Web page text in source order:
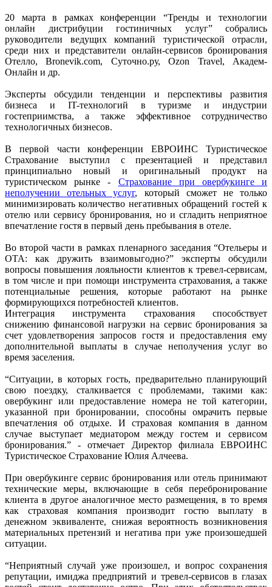
20 марта в рамках конференции “Тренды и технологии
онлайн дистрибуции гостиничных услуг” собрались
руководители ведущих компаний туристической отрасли,
среди них и представители онлайн-сервисов бронирования
Отелло, Bronevik.com, Суточно.ру, Ozon Travel, Академ-
Онлайн и др.
Эксперты обсудили тенденции и перспективы развития
бизнеса и IT-технологий в туризме и индустрии
гостеприимства, а также эффективное сотрудничество
технологичных бизнесов.
В первой части конференции ЕВРОИНС Туристическое
Страхование выступил с презентацией и представил
принципиально новый и оригинальный продукт на
туристическом рынке - Страхование при овербукинге и
неполучении отельных услуг, который сможет не только
минимизировать количество негативных обращений гостей к
отелю или сервису бронирования, но и сгладить неприятное
впечатление гостя в первый день пребывания в отеле.
Во второй части в рамках пленарного заседания “Отельеры и
ОТА: как дружить взаимовыгодно?” эксперты обсудили
вопросы повышения лояльности клиентов к тревел-сервисам,
в том числе и при помощи инструмента страхования, а также
потенциальные решения, которые работают на рынке
формирующихся потребностей клиентов.
Интеграция инструмента страхования способствует
снижению финансовой нагрузки на сервис бронирования за
счет удовлетворения запросов гостя и предоставления ему
дополнительной выплаты в случае неполучения услуг во
время заселения.
“Ситуации, в которых гость, предварительно планирующий
свою поездку, сталкивается с проблемами, такими как:
овербукинг или предоставление номера не той категории,
указанной при бронировании, способны омрачить первые
впечатления об отдыхе. И страховая компания в данном
случае выступает медиатором между гостем и сервисом
бронирования.” - отмечает Директор филиала ЕВРОИНС
Туристическое Страхование Юлия Алчеева.
При овербукинге сервис бронирования или отель принимают
технические меры, включающие в себя перебронирование
клиента в другое аналогичное место размещения, в то время
как страховая компания производит гостю выплату в
денежном эквиваленте, снижая вероятность возникновения
материальных претензий и негатива при уже произошедшей
ситуации.
“Неприятный случай уже произошел, и вопрос сохранения
репутации, имиджа предприятий и тревел-сервисов в глазах